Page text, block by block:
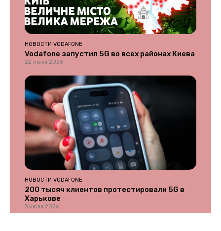
НОВОСТИ VODAFONE
Vodafone запустил 5G во всех районах Киева
22 июля 2026
НОВОСТИ VODAFONE
200 тысяч клиентов протестировали 5G в
Харькове
3 июля 2026